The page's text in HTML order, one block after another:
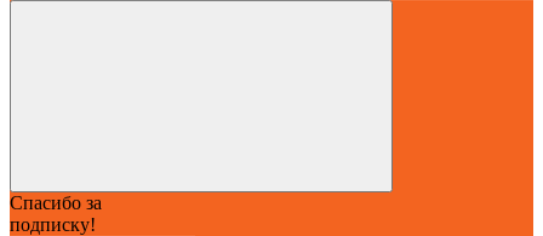
Спасибо за
подписку!